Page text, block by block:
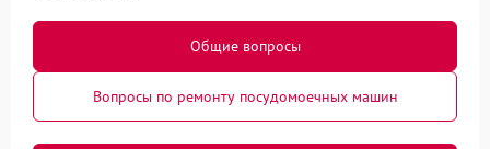
Общие вопросы
Вопросы по ремонту посудомоечных машин